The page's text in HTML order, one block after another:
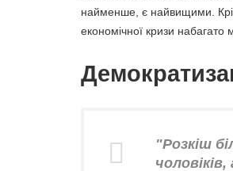
найменше, є найвищими. Крім
економічної кризи набагато
"Розкіш